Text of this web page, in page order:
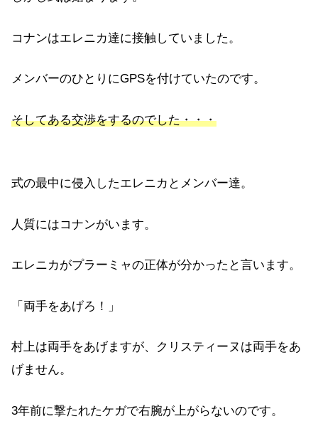
コナンはエレニカ達に接触していました。
メンバーのひとりにGPSを付けていたのです。
そしてある交渉をするのでした・・・
式の最中に侵入したエレニカとメンバー達。
人質にはコナンがいます。
エレニカがプラーミャの正体が分かったと言います。
「両手をあげろ！」
村上は両手をあげますが、クリスティーヌは両手をあ
げません。
3年前に撃たれたケガで右腕が上がらないのです。